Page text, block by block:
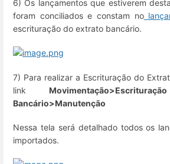
6) Os lançamentos que estiverem
foram conciliados e constam no
escrituração do extrato bancário.
7) Para realizar a Escrituração do
link
Bancário>Manutenção
Nessa tela será detalhado todos os
importados.